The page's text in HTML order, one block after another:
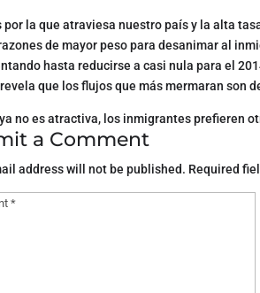
por la que atraviesa nuestro país y la alta
de mayor peso para desanimar al
hasta reducirse a casi nula para el
que los flujos que más mermaran son
no es atractiva, los inmigrantes prefieren
a Comment
address will not be published. Required